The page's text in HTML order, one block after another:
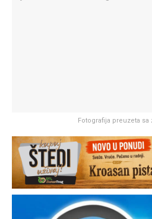
Fotografija preuzeta